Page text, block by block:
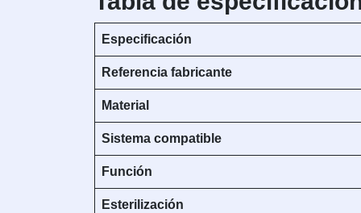
Especificación
Referencia fabricante
Material
Sistema compatible
Función
Esterilización